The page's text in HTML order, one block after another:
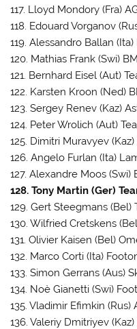
117. Lloyd Mondory (Fra)
118. Edouard Vorganov
119. Alessandro Ballan
120. Mathias Frank (Swi)
121. Bernhard Eisel (Aut)
122. Karsten Kroon (Ned)
123. Sergey Renev (Kaz)
124. Peter Wrolich (Aut)
125. Dimitri Muravyev
126. Angelo Furlan (Ita)
127. Alexandre Moos (Swi)
128. Tony Martin (Ger)
129. Gert Steegmans (Bel)
130. Wilfried Cretskens
131. Olivier Kaisen (Bel)
132. Marco Corti (Ita)
133. Simon Gerrans (Aus)
134. Noè Gianetti (Swi)
135. Vladimir Efimkin (Rus)
136. Valeriy Dmitriyev